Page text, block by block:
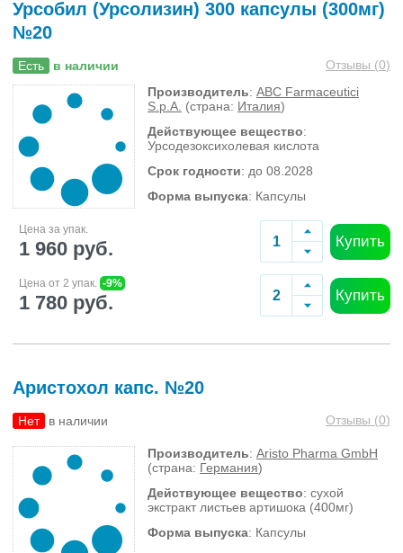
Урсобил (Урсолизин) 300 капсулы (300мг)
№20
Есть в наличии Отзывы (0)
Производитель: ABC Farmaceutici
S.p.A. (страна: Италия)
Действующее вещество:
Урсодезоксихолевая кислота
Срок годности: до 08.2028
Форма выпуска: Капсулы
Цена за упак.
1 960 руб. Купить
Цена от 2 упак. -9%
1 780 руб. Купить
Аристохол капс. №20
Нет в наличии Отзывы (0)
Производитель: Aristo Pharma GmbH
(страна: Германия)
Действующее вещество: сухой
экстракт листьев артишока (400мг)
Форма выпуска: Капсулы